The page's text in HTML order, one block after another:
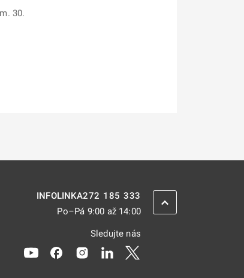
30.
INFOLINKA272 185 333
Po–Pá 9:00 až 14:00
Sledujte nás
Odkaz se otevře na nové kartě
Odkaz se otevře na nové kartě
Odkaz se otevře na nové kartě
Odkaz se otevře na nové
ZPĚT NAHORU